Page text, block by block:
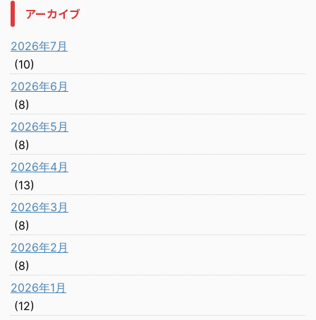
アーカイブ
2026年7月
(10)
2026年6月
(8)
2026年5月
(8)
2026年4月
(13)
2026年3月
(8)
2026年2月
(8)
2026年1月
(12)